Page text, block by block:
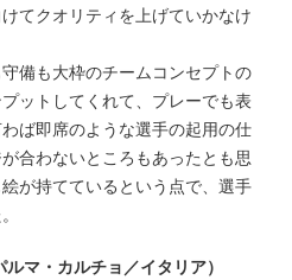
てクオリティを上げていかなけ
備も大枠のチームコンセプトの
ットしてくれて、プレーでも表
ば即席のような選手の起用の仕
合わないところもあったとも思
が持てているという点で、選手
マ・カルチョ／イタリア）